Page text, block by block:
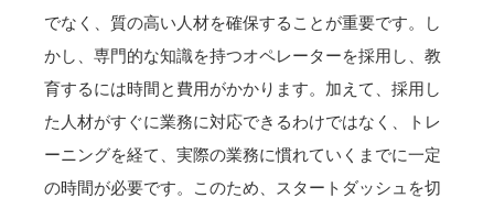
でなく、質の高い人材を確保することが重要です。し
かし、専門的な知識を持つオペレーターを採用し、教
育するには時間と費用がかかります。加えて、採用し
た人材がすぐに業務に対応できるわけではなく、トレ
ーニングを経て、実際の業務に慣れていくまでに一定
の時間が必要です。このため、スタートダッシュを切